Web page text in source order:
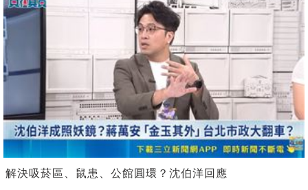
解決吸菸區、鼠患、公館圓環？沈伯洋回應